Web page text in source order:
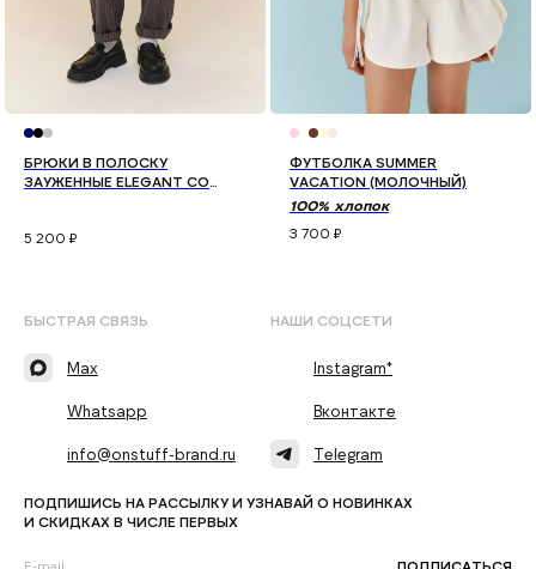
БРЮКИ В ПОЛОСКУ
ЗАУЖЕННЫЕ ELEGANT СО
5 200 ₽
ФУТБОЛКА SUMMER
VACATION (МОЛОЧНЫЙ)
100% хлопок
3 700 ₽
ПОДПИШИСЬ НА РАССЫЛКУ И УЗНАВАЙ О НОВИНКАХ
И СКИДКАХ В ЧИСЛЕ ПЕРВЫХ
ПОДПИСАТЬСЯ
БЫСТРАЯ СВЯЗЬ
Max
Whatsapp
info@onstuff-brand.ru
НАШИ СОЦСЕТИ
Instagram*
Вконтакте
Telegram